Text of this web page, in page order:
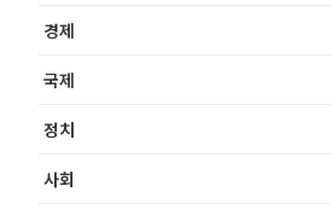
경제
국제
정치
사회